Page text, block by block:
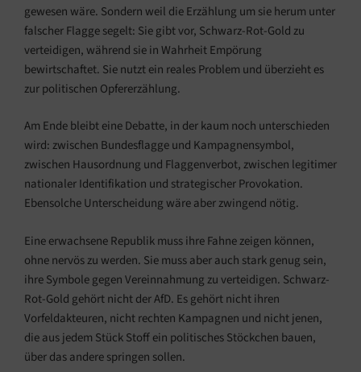
gewesen wäre. Sondern weil die Erzählung um sie herum unter
falscher Flagge segelt: Sie gibt vor, Schwarz-Rot-Gold zu
verteidigen, während sie in Wahrheit Empörung
bewirtschaftet. Sie nutzt ein reales Problem und überzieht es
zur politischen Opfererzählung.
Am Ende bleibt eine Debatte, in der kaum noch unterschieden
wird: zwischen Bundesflagge und Kampagnensymbol,
zwischen Hausordnung und Flaggenverbot, zwischen legitimer
nationaler Identifikation und strategischer Provokation.
Ebensolche Unterscheidung wäre aber zwingend nötig.
Eine erwachsene Republik muss ihre Fahne zeigen können,
ohne nervös zu werden. Sie muss aber auch stark genug sein,
ihre Symbole gegen Vereinnahmung zu verteidigen. Schwarz-
Rot-Gold gehört nicht der AfD. Es gehört nicht ihren
Vorfeldakteuren, nicht rechten Kampagnen und nicht jenen,
die aus jedem Stück Stoff ein politisches Stöckchen bauen,
über das andere springen sollen.